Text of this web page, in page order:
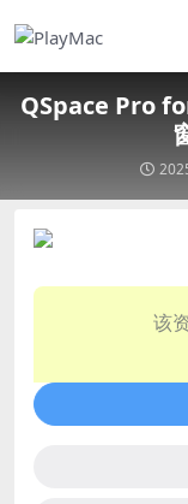
QSpace Pro
该